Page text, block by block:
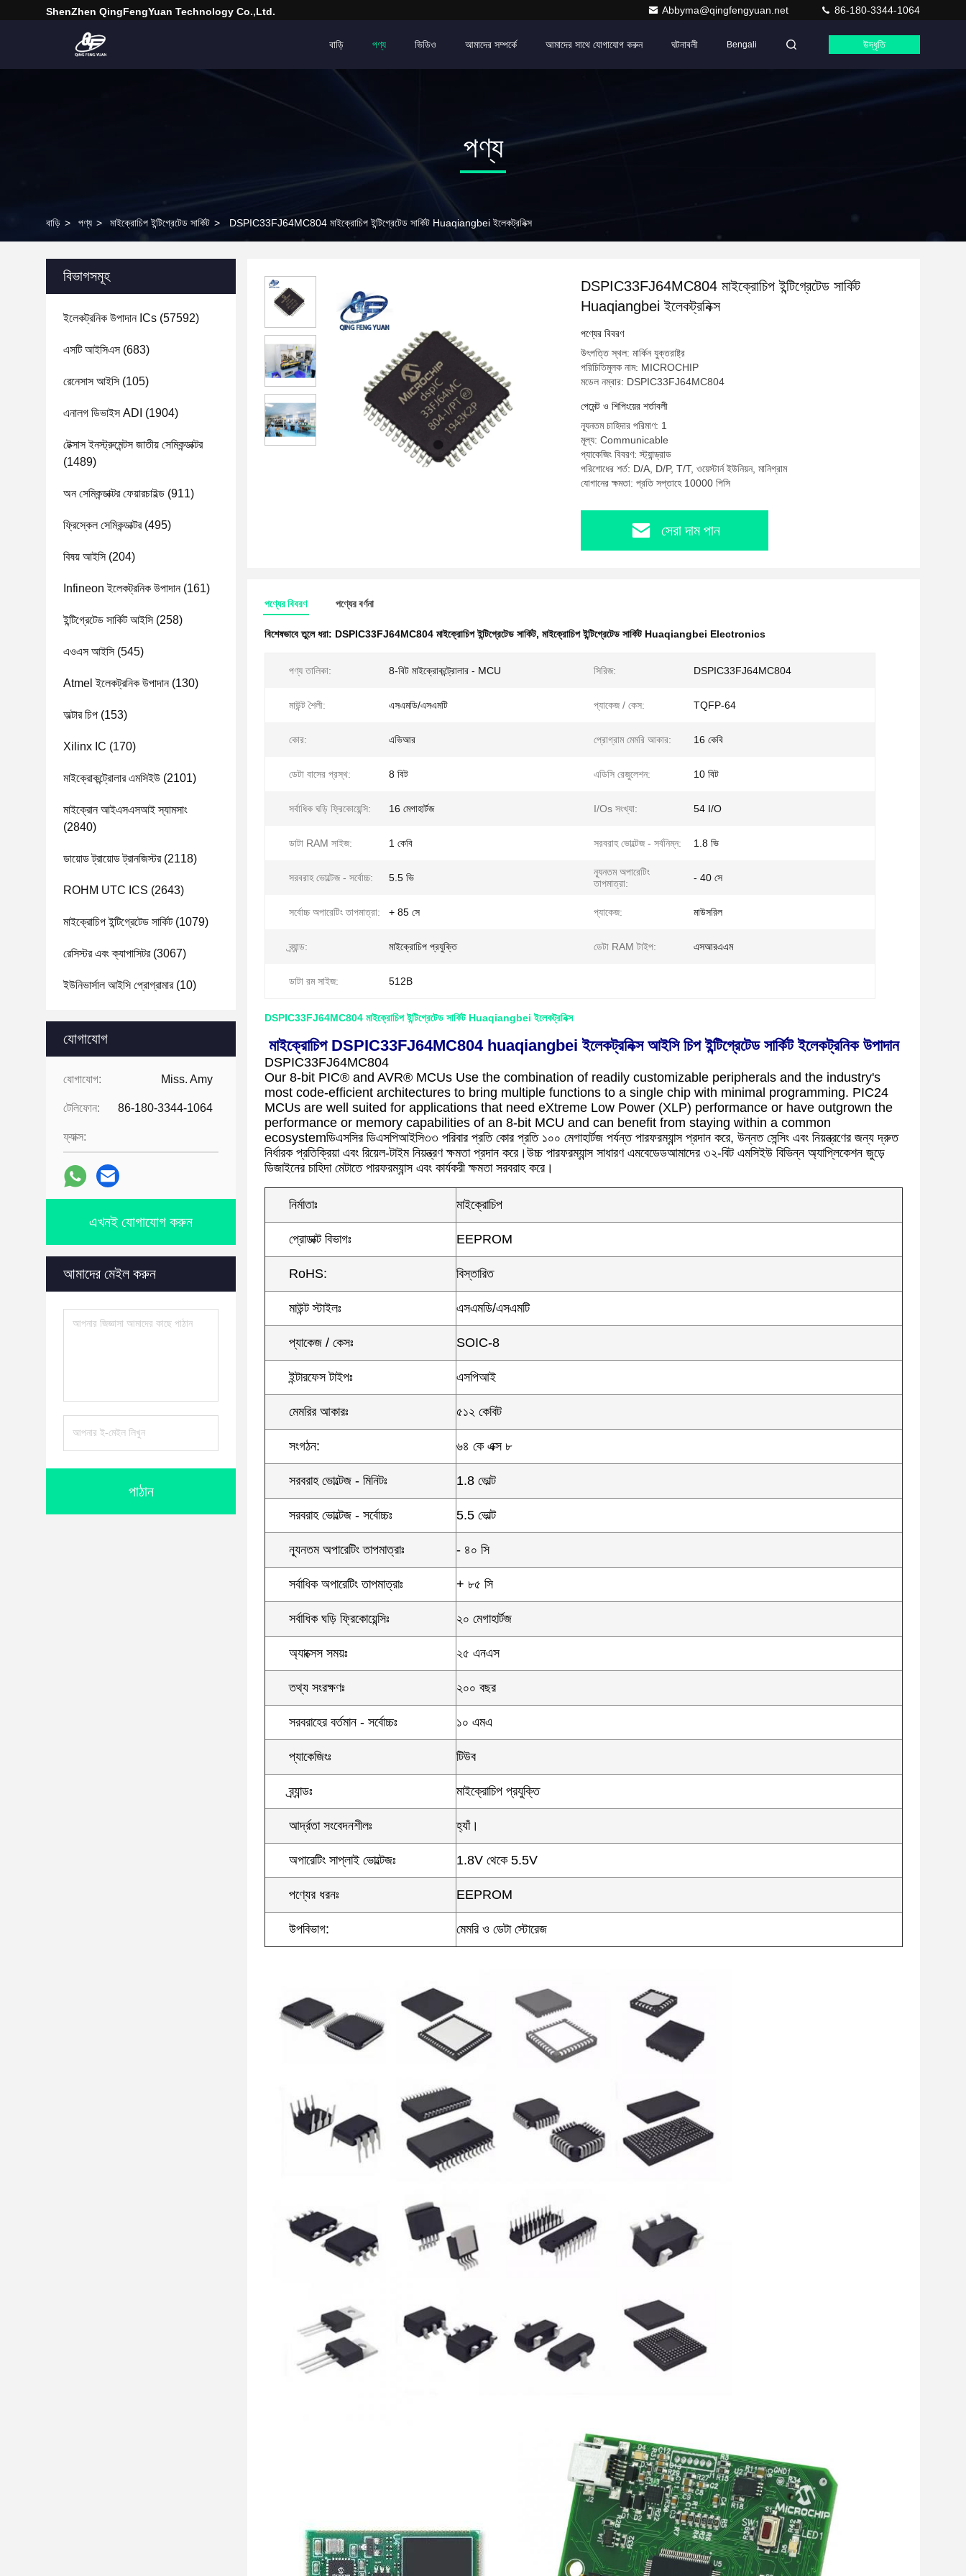
ShenZhen QingFengYuan Technology Co.,Ltd. Abbyma@qingfengyuan.net 86-180-3344-1064
বাড়ি পণ্য ভিডিও আমাদের সম্পর্কে আমাদের সাথে যোগাযোগ করুন ঘটনাবলী Bengali উদ্ধৃতি
পণ্য
বাড়ি > পণ্য > মাইক্রোচিপ ইন্টিগ্রেটেড সার্কিট > DSPIC33FJ64MC804 মাইক্রোচিপ ইন্টিগ্রেটেড সার্কিট Huaqiangbei ইলেকট্রনিক্স
বিভাগসমূহ
ইলেকট্রনিক উপাদান ICs (57592)
এসটি আইসিএস(683)
রেনেসাস আইসি(105)
এনালগ ডিভাইস ADI (1904)
টেক্সাস ইনস্ট্রুমেন্টস জাতীয় সেমিকন্ডাক্টর
(1489)
অন ​​সেমিকন্ডাক্টর ফেয়ারচাইল্ড (911)
ফ্রিস্কেল সেমিকন্ডাক্টর(495)
বিষয় আইসি(204)
Infineon ইলেকট্রনিক উপাদান(161)
ইন্টিগ্রেটেড সার্কিট আইসি(258)
এওএস আইসি(545)
Atmel ইলেকট্রনিক উপাদান(130)
অল্টার চিপ (153)
Xilinx IC (170)
মাইক্রোকন্ট্রোলার এমসিইউ (2101)
মাইক্রোন আইএসএসআই স্যামসাং
(2840)
ডায়োড ট্রায়োড ট্রানজিস্টর(2118)
ROHM UTC ICS (2643)
মাইক্রোচিপ ইন্টিগ্রেটেড সার্কিট(1079)
রেসিস্টর এবং ক্যাপাসিটর(3067)
ইউনিভার্সাল আইসি প্রোগ্রামার(10)
যোগাযোগ
যোগাযোগ: Miss. Amy
টেলিফোন: 86-180-3344-1064
ফ্যাক্স:
এখনই যোগাযোগ করুন
আমাদের মেইল করুন
পাঠান
DSPIC33FJ64MC804 মাইক্রোচিপ ইন্টিগ্রেটেড সার্কিট
Huaqiangbei ইলেকট্রনিক্স
পণ্যের বিবরণ
উৎপত্তি স্থল: মার্কিন যুক্তরাষ্ট্র
পরিচিতিমুলক নাম: MICROCHIP
মডেল নম্বার: DSPIC33FJ64MC804
পেমেন্ট ও শিপিংয়ের শর্তাবলী
ন্যূনতম চাহিদার পরিমাণ: 1
মূল্য: Communicable
প্যাকেজিং বিবরণ: স্ট্যান্ড্রাড
পরিশোধের শর্ত: D/A, D/P, T/T, ওয়েস্টার্ন ইউনিয়ন, মানিগ্রাম
যোগানের ক্ষমতা: প্রতি সপ্তাহে 10000 পিসি
সেরা দাম পান
পণ্যের বিবরণ পণ্যের বর্ণনা
বিশেষভাবে তুলে ধরা: DSPIC33FJ64MC804 মাইক্রোচিপ ইন্টিগ্রেটেড সার্কিট, মাইক্রোচিপ ইন্টিগ্রেটেড সার্কিট Huaqiangbei Electronics
পণ্য তালিকা: 8-বিট মাইক্রোকন্ট্রোলার - MCU সিরিজ: DSPIC33FJ64MC804
মাউন্ট শৈলী: এসএমডি/এসএমটি প্যাকেজ / কেস: TQFP-64
কোর: এভিআর প্রোগ্রাম মেমরি আকার: 16 কেবি
ডেটা বাসের প্রস্থ: 8 বিট এডিসি রেজুলেশন: 10 বিট
সর্বাধিক ঘড়ি ফ্রিকোয়েন্সি: 16 মেগাহার্টজ I/Os সংখ্যা: 54 I/O
ডাটা RAM সাইজ: 1 কেবি সরবরাহ ভোল্টেজ - সর্বনিম্ন: 1.8 ভি
সরবরাহ ভোল্টেজ - সর্বোচ্চ: 5.5 ভি
ন্যূনতম অপারেটিং
তাপমাত্রা:
- 40 সে
সর্বোচ্চ অপারেটিং তাপমাত্রা: + 85 সে প্যাকেজ: মাউসরিল
ব্র্যান্ড: মাইক্রোচিপ প্রযুক্তি ডেটা RAM টাইপ: এসআরএএম
ডাটা রম সাইজ: 512B
DSPIC33FJ64MC804 মাইক্রোচিপ ইন্টিগ্রেটেড সার্কিট Huaqiangbei ইলেকট্রনিক্স
মাইক্রোচিপ DSPIC33FJ64MC804 huaqiangbei ইলেকট্রনিক্স আইসি চিপ ইন্টিগ্রেটেড সার্কিট ইলেকট্রনিক উপাদান
DSPIC33FJ64MC804
Our 8-bit PIC® and AVR® MCUs Use the combination of readily customizable peripherals and the industry's
most code-efficient architectures to bring multiple functions to a single chip with minimal programming. PIC24
MCUs are well suited for applications that need eXtreme Low Power (XLP) performance or have outgrown the
performance or memory capabilities of an 8-bit MCU and can benefit from staying within a common
ecosystemডিএসসির ডিএসপিআইসি৩৩ পরিবার প্রতি কোর প্রতি ১০০ মেগাহার্টজ পর্যন্ত পারফরম্যান্স প্রদান করে, উন্নত সেন্সিং এবং নিয়ন্ত্রণের জন্য দ্রুত
নির্ধারক প্রতিক্রিয়া এবং রিয়েল-টাইম নিয়ন্ত্রণ ক্ষমতা প্রদান করে।উচ্চ পারফরম্যান্স সাধারণ এমবেডেডআমাদের ৩২-বিট এমসিইউ বিভিন্ন অ্যাপ্লিকেশন জুড়ে
ডিজাইনের চাহিদা মেটাতে পারফরম্যান্স এবং কার্যকরী ক্ষমতা সরবরাহ করে।
নির্মাতাঃ মাইক্রোচিপ
প্রোডাক্ট বিভাগঃ EEPROM
RoHS: বিস্তারিত
মাউন্ট স্টাইলঃ এসএমডি/এসএমটি
প্যাকেজ / কেসঃ SOIC-8
ইন্টারফেস টাইপঃ এসপিআই
মেমরির আকারঃ ৫১২ কেবিট
সংগঠন: ৬৪ কে এক্স ৮
সরবরাহ ভোল্টেজ - মিনিটঃ 1.8 ভোল্ট
সরবরাহ ভোল্টেজ - সর্বোচ্চঃ 5.5 ভোল্ট
ন্যূনতম অপারেটিং তাপমাত্রাঃ - ৪০ সি
সর্বাধিক অপারেটিং তাপমাত্রাঃ + ৮৫ সি
সর্বাধিক ঘড়ি ফ্রিকোয়েন্সিঃ ২০ মেগাহার্টজ
অ্যাক্সেস সময়ঃ ২৫ এনএস
তথ্য সংরক্ষণঃ ২০০ বছর
সরবরাহের বর্তমান - সর্বোচ্চঃ ১০ এমএ
প্যাকেজিংঃ টিউব
ব্র্যান্ডঃ মাইক্রোচিপ প্রযুক্তি
আর্দ্রতা সংবেদনশীলঃ হ্যাঁ।
অপারেটিং সাপ্লাই ভোল্টেজঃ 1.8V থেকে 5.5V
পণ্যের ধরনঃ EEPROM
উপবিভাগ: মেমরি ও ডেটা স্টোরেজ